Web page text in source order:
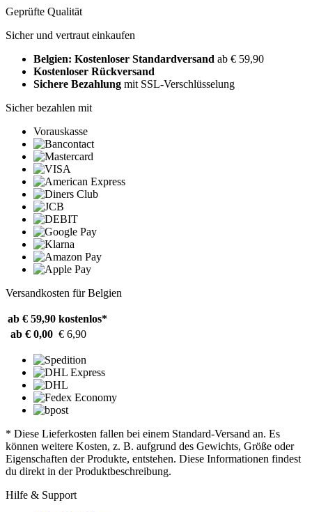
Geprüfte Qualität
Sicher und vertraut einkaufen
Belgien: Kostenloser Standardversand ab € 59,90
Kostenloser Rückversand
Sichere Bezahlung mit SSL-Verschlüsselung
Sicher bezahlen mit
Vorauskasse
Versandkosten für Belgien
ab € 59,90 kostenlos*
ab € 0,00 € 6,90
* Diese Lieferkosten fallen bei einem Standard-Versand an. Es
können weitere Kosten, z. B. aufgrund des Gewichts, Größe oder
Eigenschaften der Produkte, entstehen. Diese Informationen findest
du direkt in der Produktbeschreibung.
Hilfe & Support